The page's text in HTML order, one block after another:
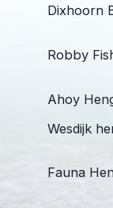
Dixhoorn
Robby
Ahoy
Wesdijk
Fauna